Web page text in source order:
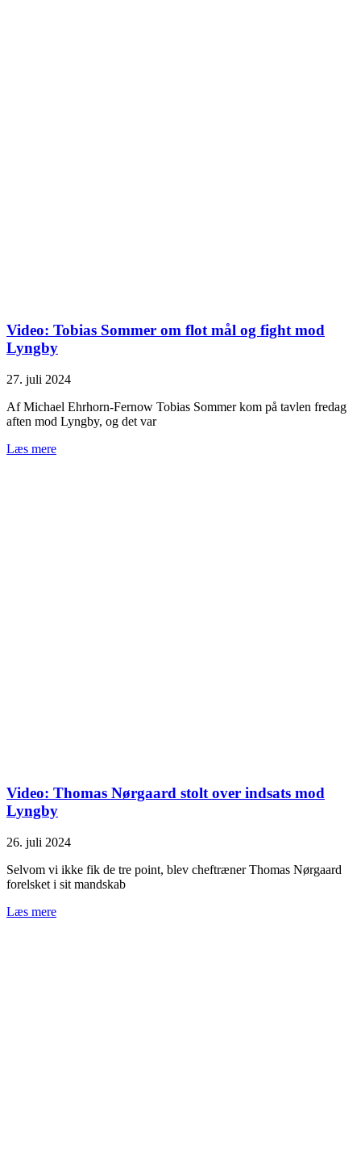
Video: Tobias Sommer om flot mål og fight mod
Lyngby
27. juli 2024
Af Michael Ehrhorn-Fernow Tobias Sommer kom på tavlen fredag
aften mod Lyngby, og det var
Læs mere
Video: Thomas Nørgaard stolt over indsats mod
Lyngby
26. juli 2024
Selvom vi ikke fik de tre point, blev cheftræner Thomas Nørgaard
forelsket i sit mandskab
Læs mere